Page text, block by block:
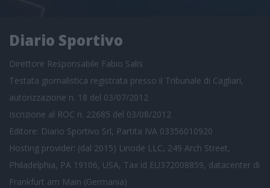
Diario Sportivo
Direttore Responsabile Fabio Salis
Testata giornalistica registrata presso il Tribunale di Cagliari,
autorizzazione n. 18 del 03/07/2012
Iscrizione al ROC n. 22685 del 03/08/2012
Editore: Diario Sportivo Srl, Partita IVA 03356010920
Hosting provider: (dal 2015) Linode LLC, 249 Arch Street,
Philadelphia, PA 19106, USA, Tax id EU372008859, datacenter di
Frankfurt am Main (Germania)